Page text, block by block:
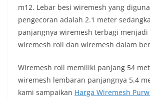
m12. Lebar besi wiremesh yang
pengecoran adalah 2.1 meter
panjangnya wiremesh terbagi menjadi
wiremesh roll dan wiremesh dalam
Wiremesh roll memiliki panjang 54
wiremesh lembaran panjangnya 5.4
kami sampaikan Harga Wiremesh